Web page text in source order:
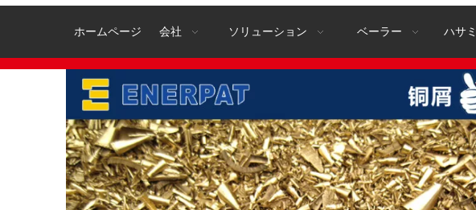
ホームページ 会社 ソリューション ベーラー ハサミ